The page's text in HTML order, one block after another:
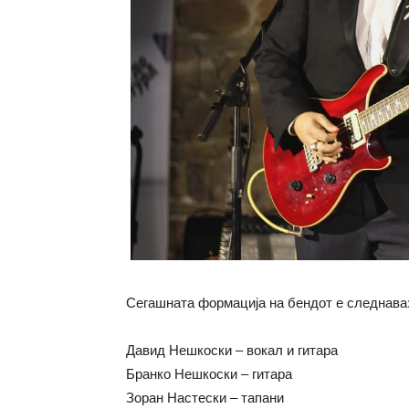
Сегашната формација на бендот е
Давид Нешкоски – вокал и гитара
Бранко Нешкоски – гитара
Зоран Настески – тапани